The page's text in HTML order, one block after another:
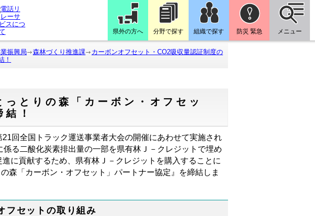
県外の方へ 分野で探す 組織で探す 防災 緊急 メニュー
振興局 森林づくり推進課
カーボンオフセット・CO2吸収量認証制度の
！
とりの森「カーボン・オフセッ
結！
回全国トラック運送事業者大会の開催にあわせて実施され
る二酸化炭素排出量の一部を県有林Ｊ－クレジットで埋め
に貢献するため、県有林Ｊ－クレジットを購入することに
森「カーボン・オフセット」パートナー協定』を締結しま
フセットの取り組み